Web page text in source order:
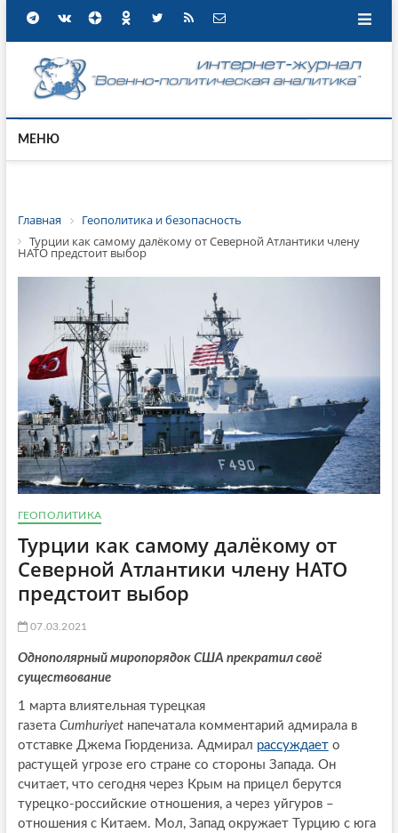
МЕНЮ
Главная
Геополитика и безопасность
Турции как самому далёкому от Северной Атлантики члену
НАТО предстоит выбор
ГЕОПОЛИТИКА
Турции как самому далёкому от
Северной Атлантики члену НАТО
предстоит выбор
07.03.2021
Однополярный миропорядок США прекратил своё
существование
1 марта влиятельная турецкая
газета Cumhuriyetнапечатала комментарий адмирала в
отставке Джема Гюрдениза. Адмирал рассуждаето
растущей угрозе его стране со стороны Запада. Он
считает, что сегодня через Крым на прицел берутся
турецко-российские отношения, а через уйгуров –
отношения с Китаем. Мол, Запад окружает Турцию с юга